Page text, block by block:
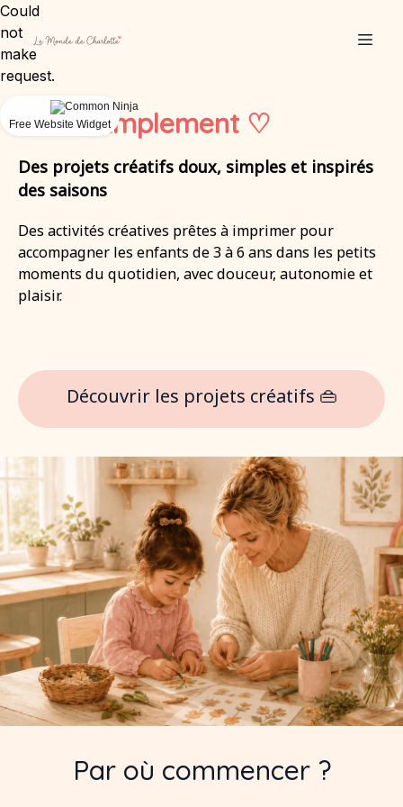
Créer simplement ♡
Des projets créatifs doux, simples et inspirés
des saisons
Des activités créatives prêtes à imprimer pour
accompagner les enfants de 3 à 6 ans dans les petits
moments du quotidien, avec douceur, autonomie et
plaisir.
Découvrir les projets créatifs 👜
Par où commencer ?
Could
not
make
request.
Free Website Widget